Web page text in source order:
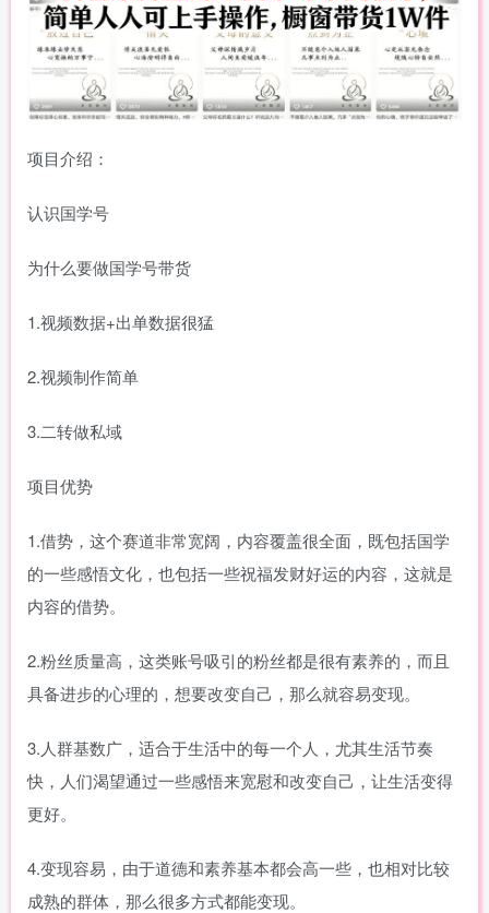
项目介绍：
认识国学号
为什么要做国学号带货
1.视频数据+出单数据很猛
2.视频制作简单
3.二转做私域
项目优势
1.借势，这个赛道非常宽阔，内容覆盖很全面，既包括国学
的一些感悟文化，也包括一些祝福发财好运的内容，这就是
内容的借势。
2.粉丝质量高，这类账号吸引的粉丝都是很有素养的，而且
具备进步的心理的，想要改变自己，那么就容易变现。
3.人群基数广，适合于生活中的每一个人，尤其生活节奏
快，人们渴望通过一些感悟来宽慰和改变自己，让生活变得
更好。
4.变现容易，由于道德和素养基本都会高一些，也相对比较
成熟的群体，那么很多方式都能变现。